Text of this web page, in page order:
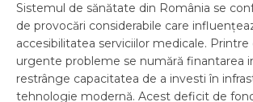
Sistemul de sănătate din România se
de provocări considerabile care
accesibilitatea serviciilor medicale. Printre
urgente probleme se numără finantarea
restrânge capacitatea de a investi în
tehnologie modernă. Acest deficit de